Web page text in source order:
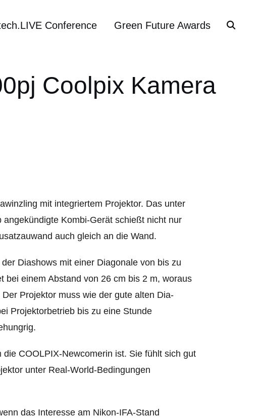
Conference Green Future Awards
Coolpix Kamera
mit integriertem Projektor. Das unter
Kombi-Gerät schießt nicht nur
auch gleich an die Wand.
Diashows mit einer Diagonale von bis zu
bei einem Abstand von 26 cm bis 2 m, woraus
Projektor muss wie der gute alten Dia-
Projektorbetrieb bis zu eine Stunde
COOLPIX-Newcomerin ist. Sie fühlt sich gut
unter Real-World-Bedingungen
das Interesse am Nikon-IFA-Stand